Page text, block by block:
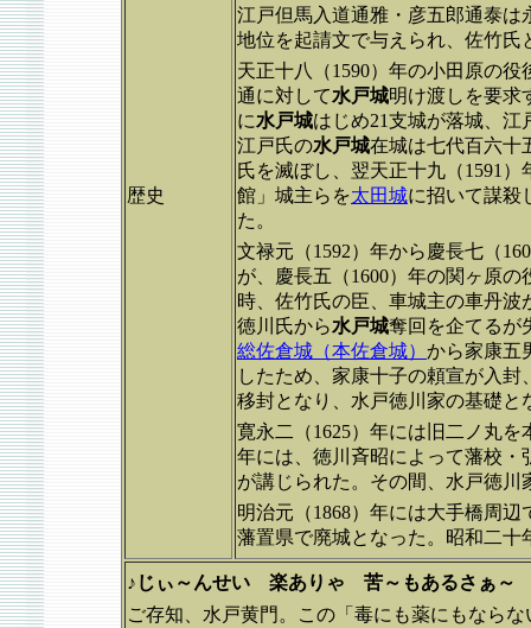
歴史
江戸但馬入道通雅・彦五郎通泰は
地位を起請文で与えられ、佐竹
天正十八（1590）年の小田原の
通に対して水戸城明け渡しを要求
に水戸城はじめ21支城が落城、
江戸氏の水戸城在城は七代百六十
氏を滅ぼし、翌天正十九（1591
館」城主らを太田城に招いて謀殺
た。
文禄元（1592）年から慶長七（
が、慶長五（1600）年の関ヶ原
時、佐竹氏の臣、車城主の車丹
徳川氏から水戸城奪回を企てるが
総佐倉城（本佐倉城） から家康五
したため、家康十子の頼宣が入
移封となり、水戸徳川家の基礎と
寛永二（1625）年には旧二ノ丸
年には、徳川斉昭によって藩校
が講じられた。その間、水戸徳
明治元（1868）年には大手橋周
藩置県で廃城となった。昭和二
♪じぃ～んせい 楽ありゃ 苦～もあるさぁ～
ご存知、水戸黄門。この「毒にも薬にもなら